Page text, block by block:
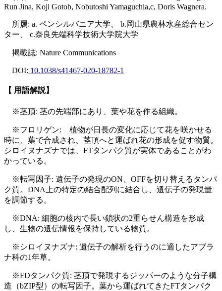
Run Jina, Koji Gotob, Nobutoshi Yamaguchia,c, Doris Wagnera.
所属: a. ペンシルバニア大学、 b.岡山県農林水産総合セン
ター、 c.奈良先端科学技術大学院大学
掲載誌: Nature Communications
DOI: 10.1038/s41467-020-18782-1
【 用語解説】
※茎頂: 茎の先端部にあり、葉や花を作る組織。
※フロリゲン: 植物が日長の変化に応じて花を咲かせる
時に、葉で合成され、茎頂へと運ばれ花の形成を促す物質。
シロイヌナズナでは、FTタンパク質が実体であることがわ
かっている。
※転写因子: 遺伝子の発現のON、OFFを切り替えるタンパ
ク質。DNA上の特定の結合配列に結合し、遺伝子の発現量
を調節する。
※DNA: 細胞の核内で長い鎖状の2重らせん構造を形成
し、生物の遺伝情報を保持している物質。
※シロイヌナズナ: 遺伝子の解析を行うのに適したアブラ
ナ科の1年草。
※FDタンパク質: 茎頂で発現するジッパーのような分子構
造（bZIP型）の転写因子。葉から運ばれてきたFTタンパク